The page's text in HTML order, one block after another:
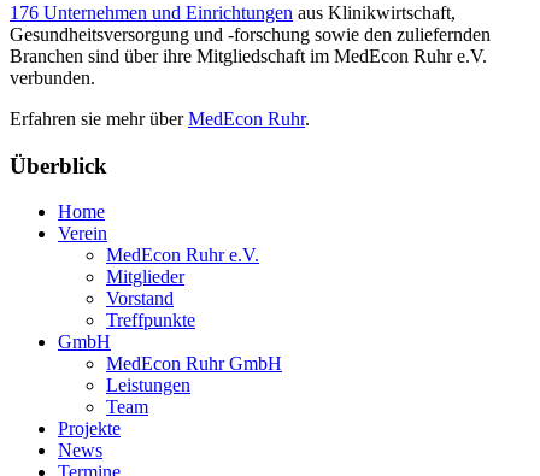
176 Unternehmen und Einrichtungen aus Klinikwirtschaft,
Gesundheitsversorgung und -forschung sowie den zuliefernden
Branchen sind über ihre Mitgliedschaft im MedEcon Ruhr e.V.
verbunden.
Erfahren sie mehr überMedEcon Ruhr.
Überblick
Home
Verein
MedEcon Ruhr e.V.
Mitglieder
Vorstand
Treffpunkte
GmbH
MedEcon Ruhr GmbH
Leistungen
Team
Projekte
News